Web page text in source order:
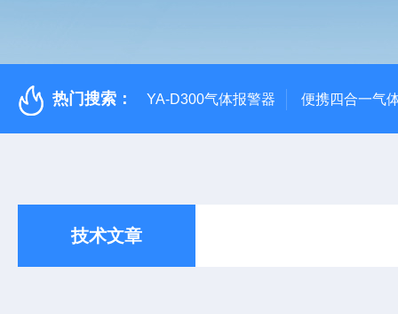
热门搜索： YA-D300气体报警器 便携四合一气
技术文章